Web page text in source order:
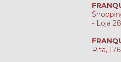
- Loja
Rita,